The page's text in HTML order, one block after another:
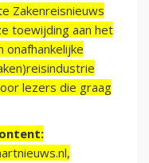
Zakenreisnieuws
toewijding aan het
lezers die graag